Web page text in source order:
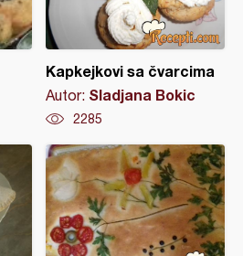
Kapkejkovi sa čvarcima
Autor: Sladjana Bokic
2285